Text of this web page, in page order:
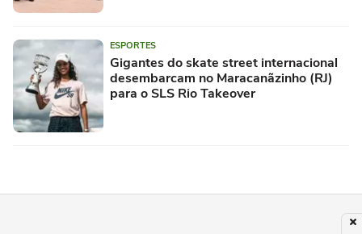
ESPORTES
Gigantes do skate street internacional
desembarcam no Maracanãzinho (RJ)
para o SLS Rio Takeover